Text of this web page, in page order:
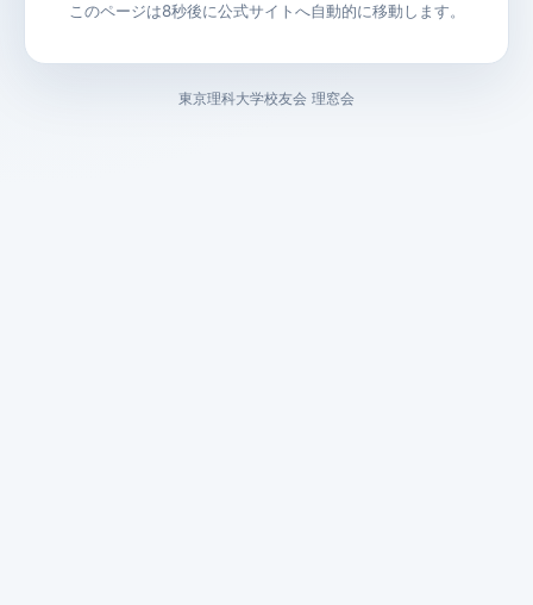
このページは8秒後に公式サイトへ自動的に移動します。
東京理科大学校友会 理窓会